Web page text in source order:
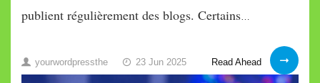
publient régulièrement des blogs. Certains
yourwordpressthe 23 Jun 2025 Read Ahead
Comment
créer